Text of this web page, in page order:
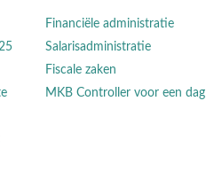
Financiële administratie
Salarisadministratie
Fiscale zaken
MKB Controller voor een dag